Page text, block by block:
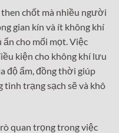
chốt mà nhiều người
gian kín và ít không khí
cho mối mọt. Việc
kiện cho không khí lưu
độ ẩm, đồng thời giúp
tình trạng sạch sẽ và khô
quan trọng trong việc